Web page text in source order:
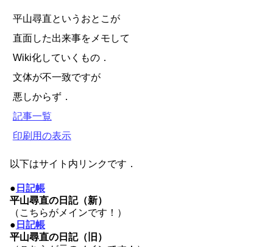
平山尋直というおとこが
直面した出来事をメモして
Wiki化していくもの．
文体が不一致ですが
悪しからず．
記事一覧
印刷用の表示
以下はサイト内リンクです．
● 日記帳
平山尋直の日記（新）
（こちらがメインです！）
● 日記帳
平山尋直の日記（旧）